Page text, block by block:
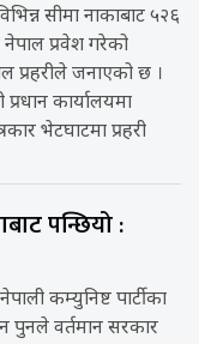
सीमा नाकाबाट ५२६
नेपाल प्रवेश गरेको
प्रहरीले जनाएको छ ।
प्रधान कार्यालयमा
भेटघाटमा प्रहरी
पन्छियो :
कम्युनिष्ट पार्टीका
पुनले वर्तमान सरकार